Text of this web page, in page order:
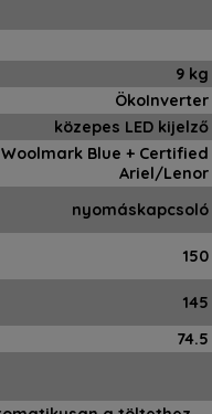
9 kg
ÖkoInverter
közepes LED kijelző
Woolmark Blue + Certified
Ariel/Lenor
nyomáskapcsoló
150
145
74.5